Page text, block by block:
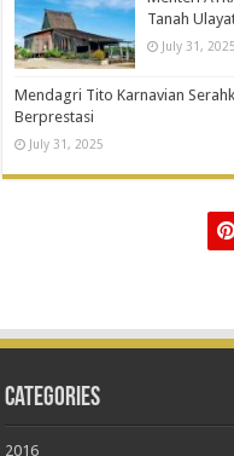
Tanah
July 31, 2025
Mendagri Tito Karnavian
Berprestasi
July 31, 2025
Categories
2016